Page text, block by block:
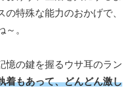
特殊な能力のおかげで、
。
憶の鍵を握るウサ耳のラン
着もあって、どんどん激し